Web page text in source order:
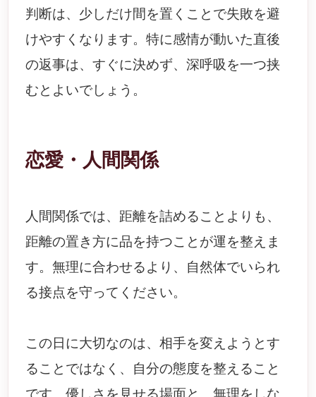
判断は、少しだけ間を置くことで失敗を避
けやすくなります。特に感情が動いた直後
の返事は、すぐに決めず、深呼吸を一つ挟
むとよいでしょう。
恋愛・人間関係
人間関係では、距離を詰めることよりも、
距離の置き方に品を持つことが運を整えま
す。無理に合わせるより、自然体でいられ
る接点を守ってください。
この日に大切なのは、相手を変えようとす
ることではなく、自分の態度を整えること
です。優しさを見せる場面と、無理をしな